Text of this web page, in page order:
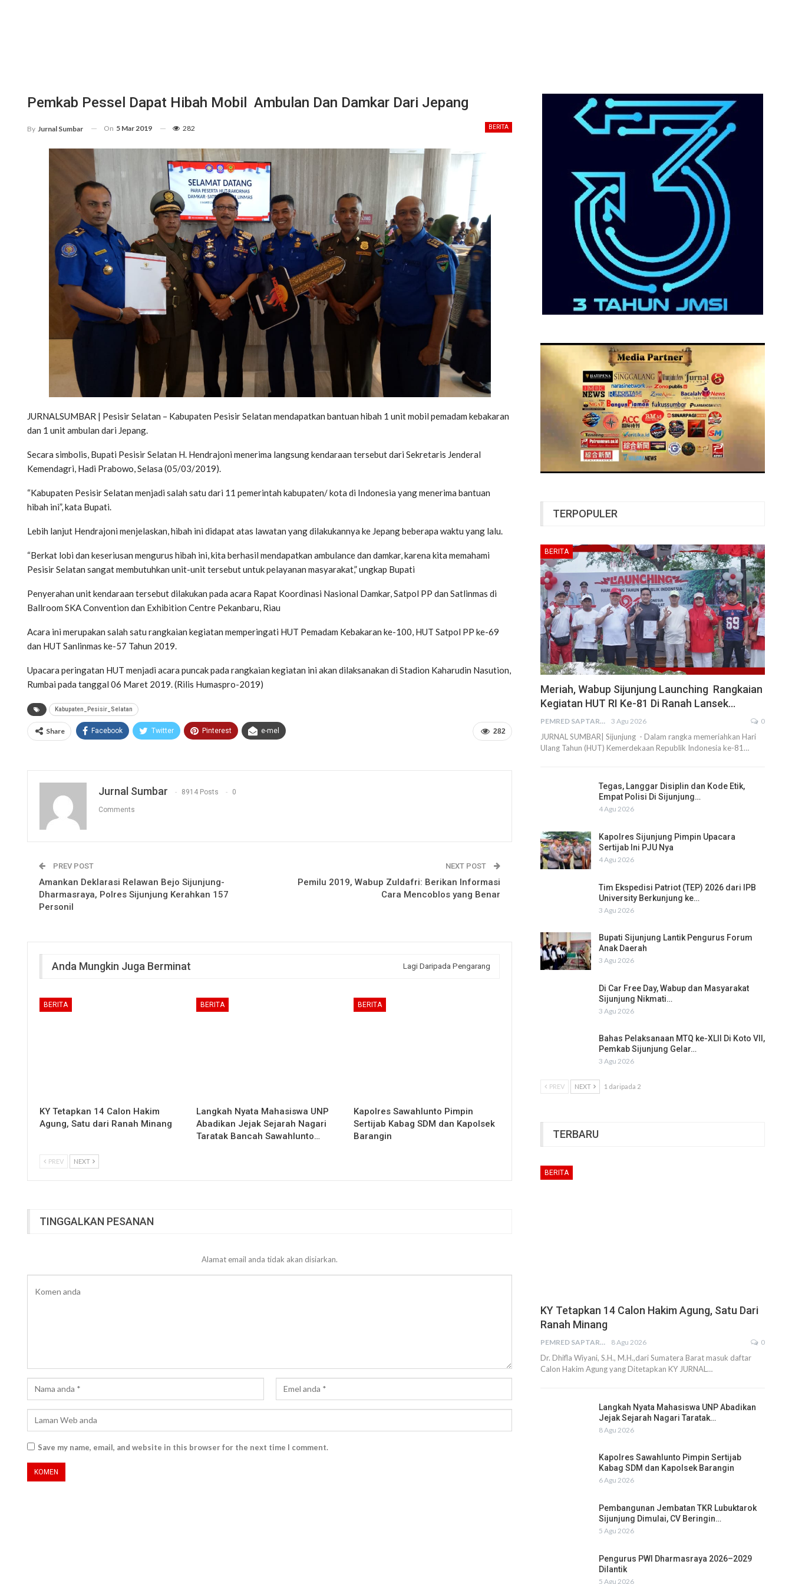
Pemkab Pessel Dapat Hibah Mobil Ambulan Dan Damkar Dari Jepang
BERITA
By Jurnal Sumbar On 5 Mar 2019 282
JURNALSUMBAR | Pesisir Selatan – Kabupaten Pesisir Selatan mendapatkan bantuan hibah 1 unit mobil pemadam kebakaran
dan 1 unit ambulan dari Jepang.
Secara simbolis, Bupati Pesisir Selatan H. Hendrajoni menerima langsung kendaraan tersebut dari Sekretaris Jenderal
Kemendagri, Hadi Prabowo, Selasa (05/03/2019).
“Kabupaten Pesisir Selatan menjadi salah satu dari 11 pemerintah kabupaten/ kota di Indonesia yang menerima bantuan
hibah ini”, kata Bupati.
Lebih lanjut Hendrajoni menjelaskan, hibah ini didapat atas lawatan yang dilakukannya ke Jepang beberapa waktu yang lalu.
“Berkat lobi dan keseriusan mengurus hibah ini, kita berhasil mendapatkan ambulance dan damkar, karena kita memahami
Pesisir Selatan sangat membutuhkan unit-unit tersebut untuk pelayanan masyarakat,” ungkap Bupati
Penyerahan unit kendaraan tersebut dilakukan pada acara Rapat Koordinasi Nasional Damkar, Satpol PP dan Satlinmas di
Ballroom SKA Convention dan Exhibition Centre Pekanbaru, Riau
Acara ini merupakan salah satu rangkaian kegiatan memperingati HUT Pemadam Kebakaran ke-100, HUT Satpol PP ke-69
dan HUT Sanlinmas ke-57 Tahun 2019.
Upacara peringatan HUT menjadi acara puncak pada rangkaian kegiatan ini akan dilaksanakan di Stadion Kaharudin Nasution,
Rumbai pada tanggal 06 Maret 2019. (Rilis Humaspro-2019)
Kabupaten_Pesisir_Selatan
282
Share Facebook Twitter Pinterest e-mel
Jurnal Sumbar 8914 Posts 0
Comments
PREV POST
Amankan Deklarasi Relawan Bejo Sijunjung-
Dharmasraya, Polres Sijunjung Kerahkan 157
Personil
NEXT POST
Pemilu 2019, Wabup Zuldafri: Berikan Informasi
Cara Mencoblos yang Benar
Anda Mungkin Juga Berminat Lagi Daripada Pengarang
BERITA
KY Tetapkan 14 Calon Hakim
Agung, Satu dari Ranah Minang
BERITA
Langkah Nyata Mahasiswa UNP
Abadikan Jejak Sejarah Nagari
Taratak Bancah Sawahlunto…
BERITA
Kapolres Sawahlunto Pimpin
Sertijab Kabag SDM dan Kapolsek
Barangin
PREV NEXT
TINGGALKAN PESANAN
Alamat email anda tidak akan disiarkan.
Save my name, email, and website in this browser for the next time I comment.
TERPOPULER
BERITA
Meriah, Wabup Sijunjung Launching Rangkaian
Kegiatan HUT RI Ke-81 Di Ranah Lansek…
PEMRED SAPTARIUS 3 Agu 2026 0
JURNAL SUMBAR| Sijunjung - Dalam rangka memeriahkan Hari
Ulang Tahun (HUT) Kemerdekaan Republik Indonesia ke-81…
Tegas, Langgar Disiplin dan Kode Etik,
Empat Polisi Di Sijunjung…
4 Agu 2026
Kapolres Sijunjung Pimpin Upacara
Sertijab Ini PJU Nya
4 Agu 2026
Tim Ekspedisi Patriot (TEP) 2026 dari IPB
University Berkunjung ke…
3 Agu 2026
Bupati Sijunjung Lantik Pengurus Forum
Anak Daerah
3 Agu 2026
Di Car Free Day, Wabup dan Masyarakat
Sijunjung Nikmati…
3 Agu 2026
Bahas Pelaksanaan MTQ ke-XLII Di Koto VII,
Pemkab Sijunjung Gelar…
3 Agu 2026
PREV NEXT 1 daripada 2
TERBARU
BERITA
KY Tetapkan 14 Calon Hakim Agung, Satu Dari
Ranah Minang
PEMRED SAPTARIUS 8 Agu 2026 0
Dr. Dhifla Wiyani, S.H., M.H.,dari Sumatera Barat masuk daftar
Calon Hakim Agung yang Ditetapkan KY JURNAL…
Langkah Nyata Mahasiswa UNP Abadikan
Jejak Sejarah Nagari Taratak…
8 Agu 2026
Kapolres Sawahlunto Pimpin Sertijab
Kabag SDM dan Kapolsek Barangin
6 Agu 2026
Pembangunan Jembatan TKR Lubuktarok
Sijunjung Dimulai, CV Beringin…
5 Agu 2026
Pengurus PWI Dharmasraya 2026–2029
Dilantik
5 Agu 2026